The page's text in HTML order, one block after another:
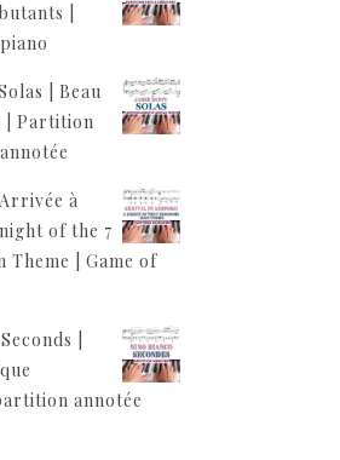
|
| Beau
| Partition
à
of the 7
Theme | Game of
|
annotée